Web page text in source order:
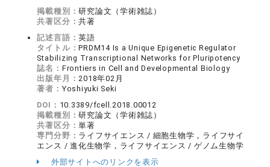
掲載種別：研究論文（学術雑誌）
共著区分：共著
記述言語：英語
タイトル：PRDM14 Is a Unique Epigenetic Regulator
Stabilizing Transcriptional Networks for Pluripotency
誌名： Frontiers in Cell and Developmental Biology
出版年月： 2018年02月
著者： Yoshiyuki Seki
DOI： 10.3389/fcell.2018.00012
掲載種別：研究論文（学術雑誌）
共著区分：単著
専門分野： ライフサイエンス / 細胞生物学，ライフサイ
エンス / 進化生物学，ライフサイエンス / ゲノム生物学
外部サイトへのリンクを表示